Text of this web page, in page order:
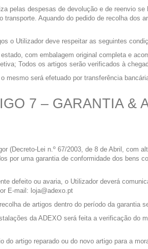
pelas despesas de devolução e de reenvio
transporte. Aquando do pedido de recolha
o Utilizador deve respeitar as seguintes
com embalagem original completa e
Todos os artigos serão verificados à
mesmo será efetuado por transferência
7 – GARANTIA &
(Decreto-Lei n.º 67/2003, de 8 de Abril, com
por uma garantia de conformidade dos bens
defeito ou avaria, o Utilizador deverá
E-mail: loja@adexo.pt
de artigos dentro do período da garantia
da ADEXO será feita a verificação do
do artigo reparado ou do novo artigo para a